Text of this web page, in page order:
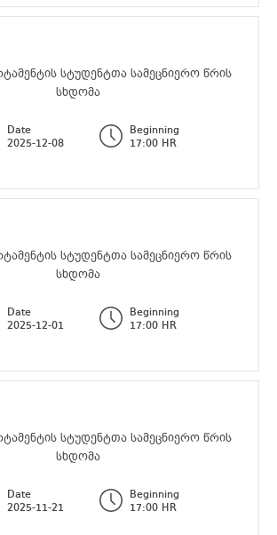
სტუდენტთა სამეცნიერო წრის
სხდომა
Date
2025-12-08
Beginning
17:00 HR
სტუდენტთა სამეცნიერო წრის
სხდომა
Date
2025-12-01
Beginning
17:00 HR
სტუდენტთა სამეცნიერო წრის
სხდომა
Date
2025-11-21
Beginning
17:00 HR